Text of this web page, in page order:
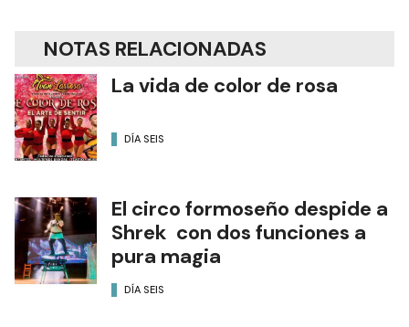
NOTAS RELACIONADAS
La vida de color de rosa
DÍA SEIS
El circo formoseño despide a
Shrek con dos funciones a
pura magia
DÍA SEIS